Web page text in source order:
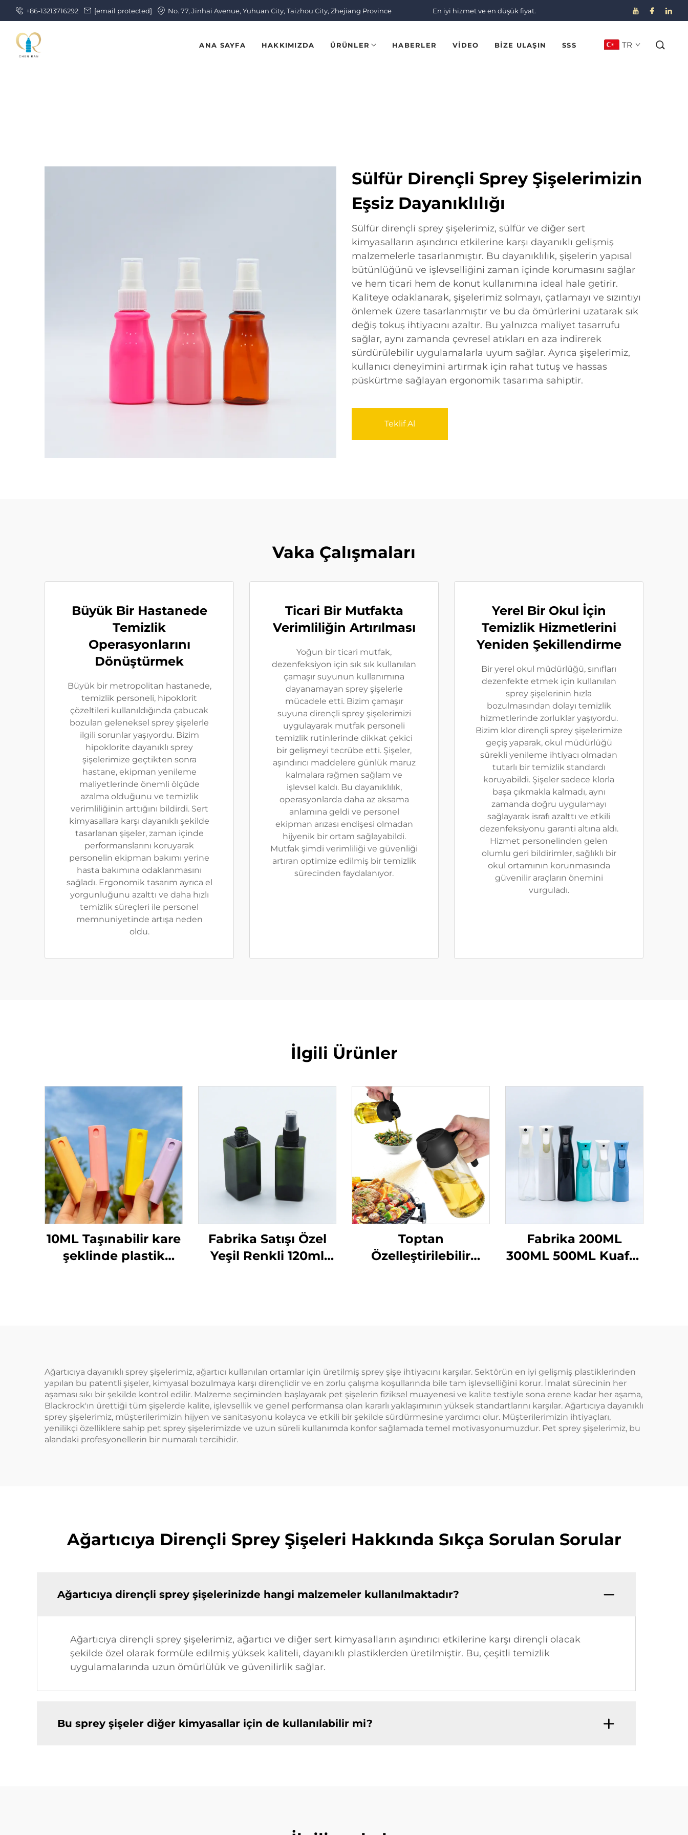
+86-13213716292 [email protected] No. 77, Jinhai Avenue, Yuhuan City, Taizhou City, Zhejiang Province En iyi hizmet ve en düşük fiyat.
ANA SAYFA HAKKIMIZDA ÜRÜNLER HABERLER VIDEO BIZE ULAŞIN SSS TR
Sülfür Dirençli Sprey Şişelerimizin
Eşsiz Dayanıklılığı
Sülfür dirençli sprey şişelerimiz, sülfür ve diğer sert
kimyasalların aşındırıcı etkilerine karşı dayanıklı gelişmiş
malzemelerle tasarlanmıştır. Bu dayanıklılık, şişelerin yapısal
bütünlüğünü ve işlevselliğini zaman içinde korumasını sağlar
ve hem ticari hem de konut kullanımına ideal hale getirir.
Kaliteye odaklanarak, şişelerimiz solmayı, çatlamayı ve sızıntıyı
önlemek üzere tasarlanmıştır ve bu da ömürlerini uzatarak sık
değiş tokuş ihtiyacını azaltır. Bu yalnızca maliyet tasarrufu
sağlar, aynı zamanda çevresel atıkları en aza indirerek
sürdürülebilir uygulamalarla uyum sağlar. Ayrıca şişelerimiz,
kullanıcı deneyimini artırmak için rahat tutuş ve hassas
püskürtme sağlayan ergonomik tasarıma sahiptir.
Teklif Al
Vaka Çalışmaları
Büyük Bir Hastanede
Temizlik
Operasyonlarını
Dönüştürmek
Büyük bir metropolitan hastanede,
temizlik personeli, hipoklorit
çözeltileri kullanıldığında çabucak
bozulan geleneksel sprey şişelerle
ilgili sorunlar yaşıyordu. Bizim
hipoklorite dayanıklı sprey
şişelerimize geçtikten sonra
hastane, ekipman yenileme
maliyetlerinde önemli ölçüde
azalma olduğunu ve temizlik
verimliliğinin arttığını bildirdi. Sert
kimyasallara karşı dayanıklı şekilde
tasarlanan şişeler, zaman içinde
performanslarını koruyarak
personelin ekipman bakımı yerine
hasta bakımına odaklanmasını
sağladı. Ergonomik tasarım ayrıca el
yorgunluğunu azalttı ve daha hızlı
temizlik süreçleri ile personel
memnuniyetinde artışa neden
oldu.
Ticari Bir Mutfakta
Verimliliğin Artırılması
Yoğun bir ticari mutfak,
dezenfeksiyon için sık sık kullanılan
çamaşır suyunun kullanımına
dayanamayan sprey şişelerle
mücadele etti. Bizim çamaşır
suyuna dirençli sprey şişelerimizi
uygulayarak mutfak personeli
temizlik rutinlerinde dikkat çekici
bir gelişmeyi tecrübe etti. Şişeler,
aşındırıcı maddelere günlük maruz
kalmalara rağmen sağlam ve
işlevsel kaldı. Bu dayanıklılık,
operasyonlarda daha az aksama
anlamına geldi ve personel
ekipman arızası endişesi olmadan
hijyenik bir ortam sağlayabildi.
Mutfak şimdi verimliliği ve güvenliği
artıran optimize edilmiş bir temizlik
sürecinden faydalanıyor.
Yerel Bir Okul İçin
Temizlik Hizmetlerini
Yeniden Şekillendirme
Bir yerel okul müdürlüğü, sınıfları
dezenfekte etmek için kullanılan
sprey şişelerinin hızla
bozulmasından dolayı temizlik
hizmetlerinde zorluklar yaşıyordu.
Bizim klor dirençli sprey şişelerimize
geçiş yaparak, okul müdürlüğü
sürekli yenileme ihtiyacı olmadan
tutarlı bir temizlik standardı
koruyabildi. Şişeler sadece klorla
başa çıkmakla kalmadı, aynı
zamanda doğru uygulamayı
sağlayarak israfı azalttı ve etkili
dezenfeksiyonu garanti altına aldı.
Hizmet personelinden gelen
olumlu geri bildirimler, sağlıklı bir
okul ortamının korunmasında
güvenilir araçların önemini
vurguladı.
İlgili Ürünler
10ML Taşınabilir kare
şeklinde plastik
Fabrika Satışı Özel
Yeşil Renkli 120ml
Toptan
Özelleştirilebilir
Memelerle
Fabrika 200ML
300ML 500ML Kuaför
Ağartıcıya dayanıklı sprey şişelerimiz, ağartıcı kullanılan ortamlar için üretilmiş sprey şişe ihtiyacını karşılar. Sektörün en iyi gelişmiş plastiklerinden
yapılan bu patentli şişeler, kimyasal bozulmaya karşı dirençlidir ve en zorlu çalışma koşullarında bile tam işlevselliğini korur. İmalat sürecinin her
aşaması sıkı bir şekilde kontrol edilir. Malzeme seçiminden başlayarak pet şişelerin fiziksel muayenesi ve kalite testiyle sona erene kadar her aşama,
Blackrock'ın ürettiği tüm şişelerde kalite, işlevsellik ve genel performansa olan kararlı yaklaşımının yüksek standartlarını karşılar. Ağartıcıya dayanıklı
sprey şişelerimiz, müşterilerimizin hijyen ve sanitasyonu kolayca ve etkili bir şekilde sürdürmesine yardımcı olur. Müşterilerimizin ihtiyaçları,
yenilikçi özelliklere sahip pet sprey şişelerimizde ve uzun süreli kullanımda konfor sağlamada temel motivasyonumuzdur. Pet sprey şişelerimiz, bu
alandaki profesyonellerin bir numaralı tercihidir.
Ağartıcıya Dirençli Sprey Şişeleri Hakkında Sıkça Sorulan Sorular
Ağartıcıya dirençli sprey şişelerinizde hangi malzemeler kullanılmaktadır?
Ağartıcıya dirençli sprey şişelerimiz, ağartıcı ve diğer sert kimyasalların aşındırıcı etkilerine karşı dirençli olacak
şekilde özel olarak formüle edilmiş yüksek kaliteli, dayanıklı plastiklerden üretilmiştir. Bu, çeşitli temizlik
uygulamalarında uzun ömürlülük ve güvenilirlik sağlar.
Bu sprey şişeler diğer kimyasallar için de kullanılabilir mi?